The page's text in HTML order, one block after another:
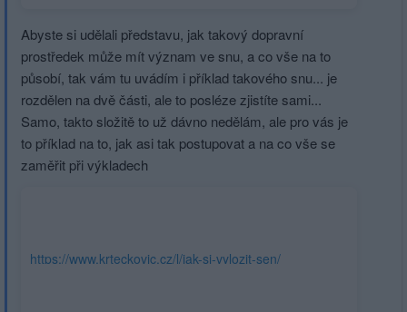
Abyste si udělali představu, jak takový dopravní
prostředek může mít význam ve snu, a co vše na to
působí, tak vám tu uvádím i příklad takového snu... je
rozdělen na dvě části, ale to posléze zjistíte sami...
Samo, takto složitě to už dávno nedělám, ale pro vás je
to příklad na to, jak asi tak postupovat a na co vše se
zaměřit při výkladech
https://www.krteckovic.cz/l/jak-si-vylozit-sen/